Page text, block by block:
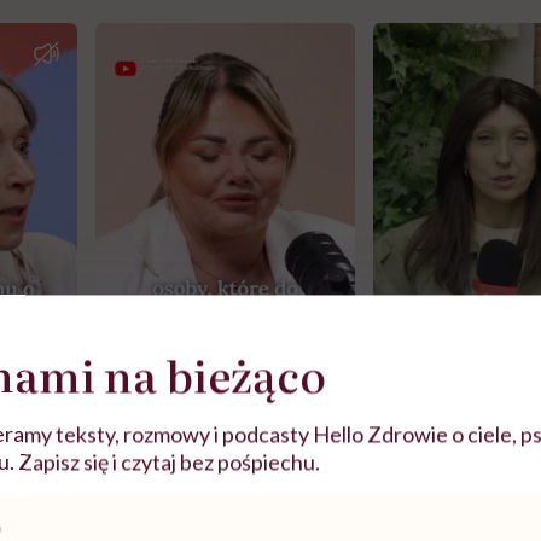
na bieżąco
teksty, rozmowy i podcasty Hello Zdrowie o ciele,
Zapisz się i czytaj bez pośpiechu.